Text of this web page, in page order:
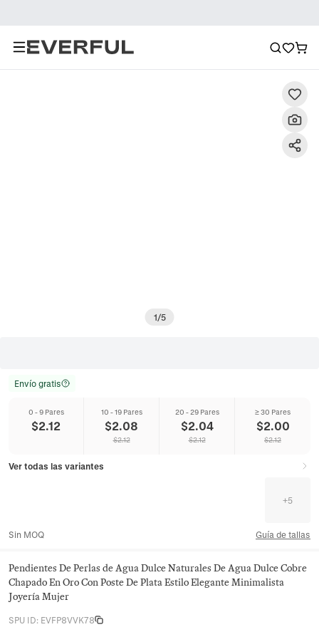
1/5
Envío gratis
0 - 9 Pares
$2.12
10 - 19 Pares
$2.08
$2.12
20 - 29 Pares
$2.04
$2.12
≥ 30 Pares
$2.00
$2.12
Ver todas las variantes
+5
Sin MOQ Guía de tallas
Pendientes De Perlas de Agua Dulce Naturales De Agua Dulce Cobre
Chapado En Oro Con Poste De Plata Estilo Elegante Minimalista
Joyería Mujer
SPU ID: EVFP8VVK78